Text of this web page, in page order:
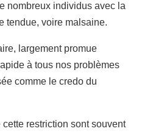
nombreux individus avec la
tendue, voire malsaine.
largement promue
à tous nos problèmes
comme le credo du
cette restriction sont souvent